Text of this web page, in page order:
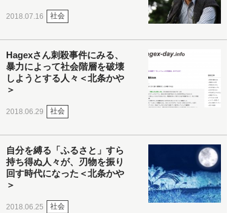
2018.07.16 社会
Hagexさん刺殺事件にみる、
暴力によって社会階層を破壊
しようとする人々＜北条かや
＞
2018.06.29 社会
自分を縛る「ふるさと」すら
持ち得ぬ人々が、刃物を振り
回す時代になった＜北条かや
＞
2018.06.25 社会